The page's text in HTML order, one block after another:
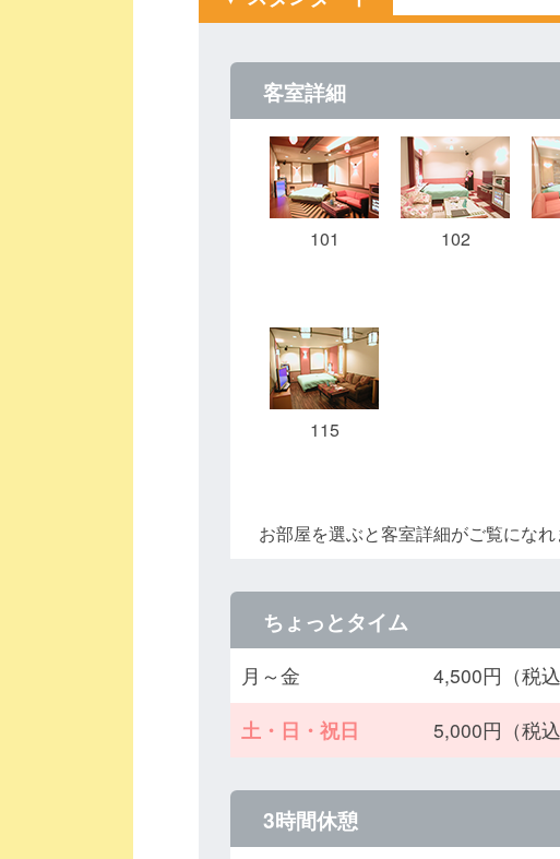
客室詳細
101 102
115
お部屋を選ぶと客室詳細がご覧になれ
ちょっとタイム
月～金
4,500円（税込
土・日・祝日
5,000円（税込
3時間休憩